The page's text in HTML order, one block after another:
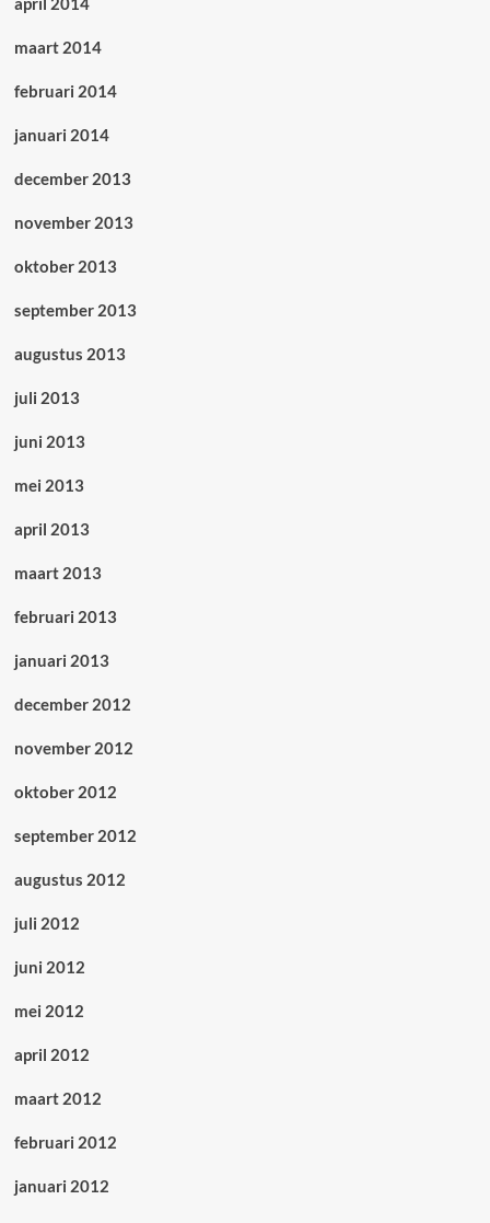
maart 2014
februari 2014
januari 2014
december 2013
november 2013
oktober 2013
september 2013
augustus 2013
juli 2013
juni 2013
mei 2013
april 2013
maart 2013
februari 2013
januari 2013
december 2012
november 2012
oktober 2012
september 2012
augustus 2012
juli 2012
juni 2012
mei 2012
april 2012
maart 2012
februari 2012
januari 2012